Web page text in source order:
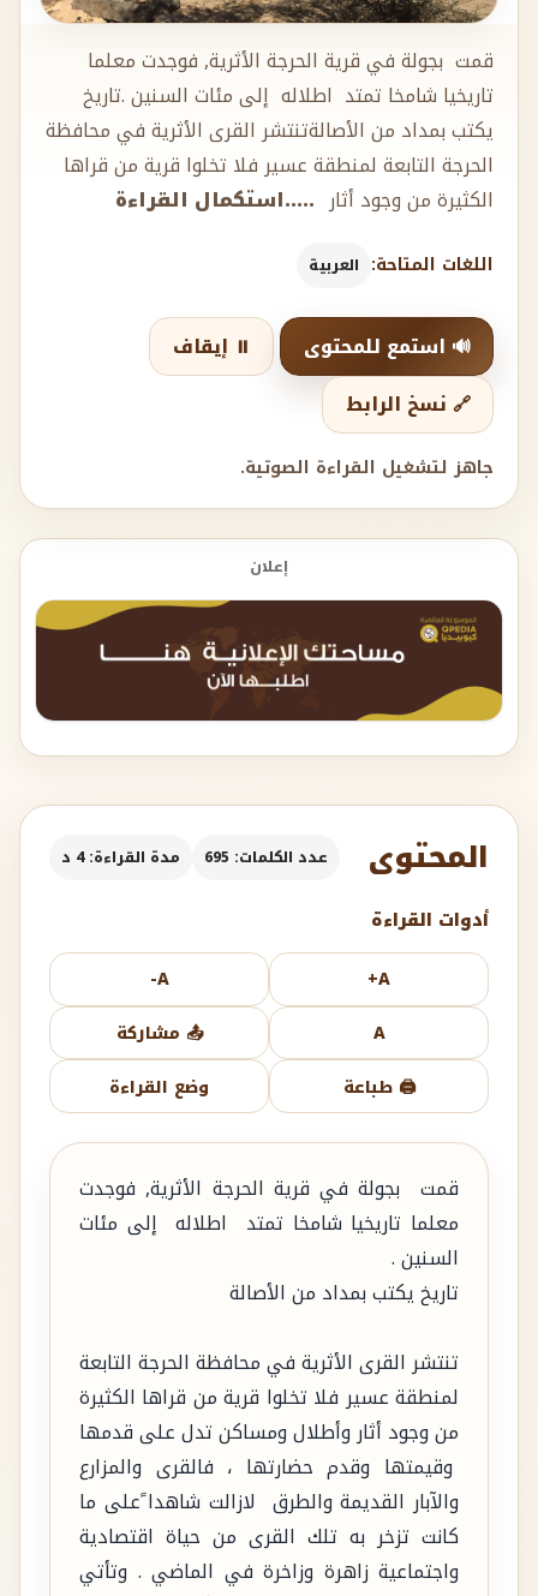
قمت بجولة في قرية الحرجة الأثرية, فوجدت معلما
تاريخيا شامخا تمتد اطلاله إلى مئات السنين .تاريخ
يكتب بمداد من الأصالةتنتشر القرى الأثرية في محافظة
الحرجة التابعة لمنطقة عسير فلا تخلوا قرية من قراها
الكثيرة من وجود أثار .....استكمال القراءة
اللغات المتاحة: العربية
🔊 استمع للمحتوى
⏸️ إيقاف
🔗 نسخ الرابط
جاهز لتشغيل القراءة الصوتية.
إعلان
المحتوى عدد الكلمات: 695 مدة القراءة: 4 د
أدوات القراءة
A+
A-
A
📤 مشاركة
🖨️ طباعة
وضع القراءة
قمت بجولة في قرية الحرجة الأثرية, فوجدت
معلما تاريخيا شامخا تمتد اطلاله إلى مئات
السنين .
تاريخ يكتب بمداد من الأصالة
تنتشر القرى الأثرية في محافظة الحرجة التابعة
لمنطقة عسير فلا تخلوا قرية من قراها الكثيرة
من وجود أثار وأطلال ومساكن تدل على قدمها
وقيمتها وقدم حضارتها ، فالقرى والمزارع
والآبار القديمة والطرق لازالت شاهدا ًعلى ما
كانت تزخر به تلك القرى من حياة اقتصادية
واجتماعية زاهرة وزاخرة في الماضي . وتأتي